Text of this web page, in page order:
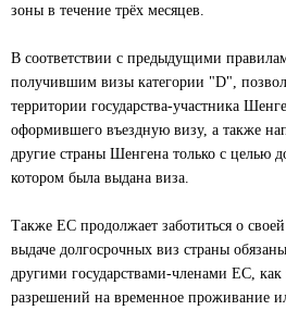
зоны в течение трёх месяцев.
В соответствии с предыдущими
получившим визы категории "D",
территории государства-участника
оформившего въездную визу, а также
другие страны Шенгена только с целью
котором была выдана виза.
Также ЕС продолжает заботиться о
выдаче долгосрочных виз страны обязаны
другими государствами-членами ЕС,
разрешений на временное проживание